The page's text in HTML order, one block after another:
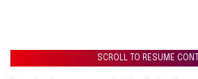
SCROLL TO RESUME